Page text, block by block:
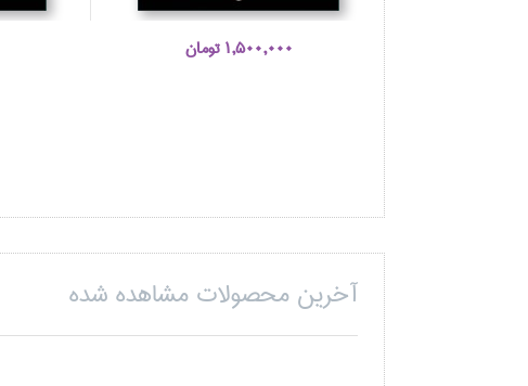
1,500,000 تومان
آخرین محصولات مشاهده شده